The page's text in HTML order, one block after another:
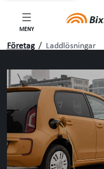
MENY
Företag / Laddlösningar